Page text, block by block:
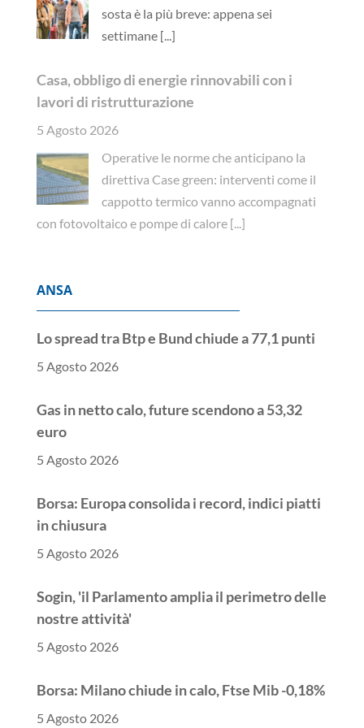
sosta è la più breve: appena sei
settimane [...]
Casa, obbligo di energie rinnovabili con i
lavori di ristrutturazione
5 Agosto 2026
Operative le norme che anticipano la
direttiva Case green: interventi come il
cappotto termico vanno accompagnati
con fotovoltaico e pompe di calore [...]
ANSA
Lo spread tra Btp e Bund chiude a 77,1 punti
5 Agosto 2026
Gas in netto calo, future scendono a 53,32
euro
5 Agosto 2026
Borsa: Europa consolida i record, indici piatti
in chiusura
5 Agosto 2026
Sogin, 'il Parlamento amplia il perimetro delle
nostre attività'
5 Agosto 2026
Borsa: Milano chiude in calo, Ftse Mib -0,18%
5 Agosto 2026